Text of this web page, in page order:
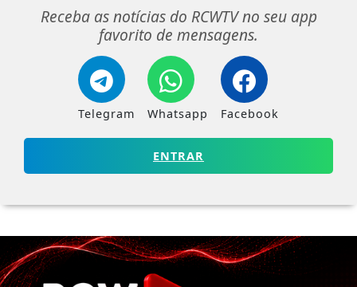
Receba as notícias do RCWTV no seu app
favorito de mensagens.
Telegram Whatsapp Facebook
ENTRAR